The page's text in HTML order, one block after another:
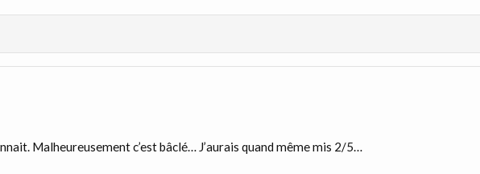
Malheureusement c’est bâclé… J’aurais quand même mis 2/5…